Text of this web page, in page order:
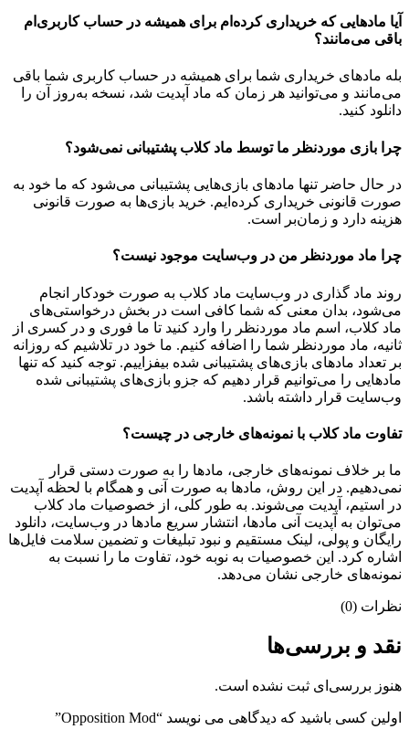
آیا مادهایی که خریداری کرده‌ام برای همیشه در حساب‌ کاربری‌ام
باقی می‌مانند؟
بله مادهای خریداری شما برای همیشه در حساب کاربری شما باقی
می‌مانند و می‌توانید هر زمان که ماد آپدیت شد، نسخه به‌روز آن را
دانلود کنید.
چرا بازی موردنظر ما توسط ماد کلاب پشتیبانی نمی‌شود؟
در حال حاضر تنها مادهای بازی‌هایی پشتیبانی می‌شود که ما خود به
صورت قانونی خریداری کرده‌ایم. خرید بازی‌ها به صورت قانونی
هزینه دارد و زمان‌بر است.
چرا ماد موردنظر من در وب‌سایت موجود نیست؟
روند ماد گذاری در وب‌سایت ماد کلاب به صورت خودکار انجام
می‌شود، بدان معنی که شما کافی است در بخش درخواستی‌های
ماد کلاب، اسم ماد موردنظر را وارد کنید تا ما فوری و در کسری از
ثانیه، ماد موردنظر شما را اضافه کنیم. ما خود در تلاشیم که روزانه
بر تعداد مادهای بازی‌های پشتیبانی شده بیفزاییم. توجه کنید که تنها
مادهایی را می‌توانیم قرار دهیم که جزو بازی‌های پشتیبانی شده
وب‌سایت قرار داشته باشد.
تفاوت ماد کلاب با نمونه‌های خارجی در چیست؟
ما بر خلاف نمونه‌های خارجی، مادها را به صورت دستی قرار
نمی‌دهیم. در این روش، مادها به صورت آنی و همگام با لحظه آپدیت
در استیم، آپدیت می‌شوند. به طور کلی، از خصوصیات ماد کلاب
می‌‌توان به آپدیت آنی مادها، انتشار سریع مادها در وب‌سایت، دانلود
رایگان و پولی، لینک مستقیم و نبود تبلیغات و تضمین سلامت فایل‌ها
اشاره کرد. این خصوصیات به نوبه خود، تفاوت ما را نسبت به
نمونه‌های خارجی نشان می‌دهد.
نظرات (0)
نقد و بررسی‌ها
هنوز بررسی‌ای ثبت نشده است.
اولین کسی باشید که دیدگاهی می نویسد “Opposition Mod”